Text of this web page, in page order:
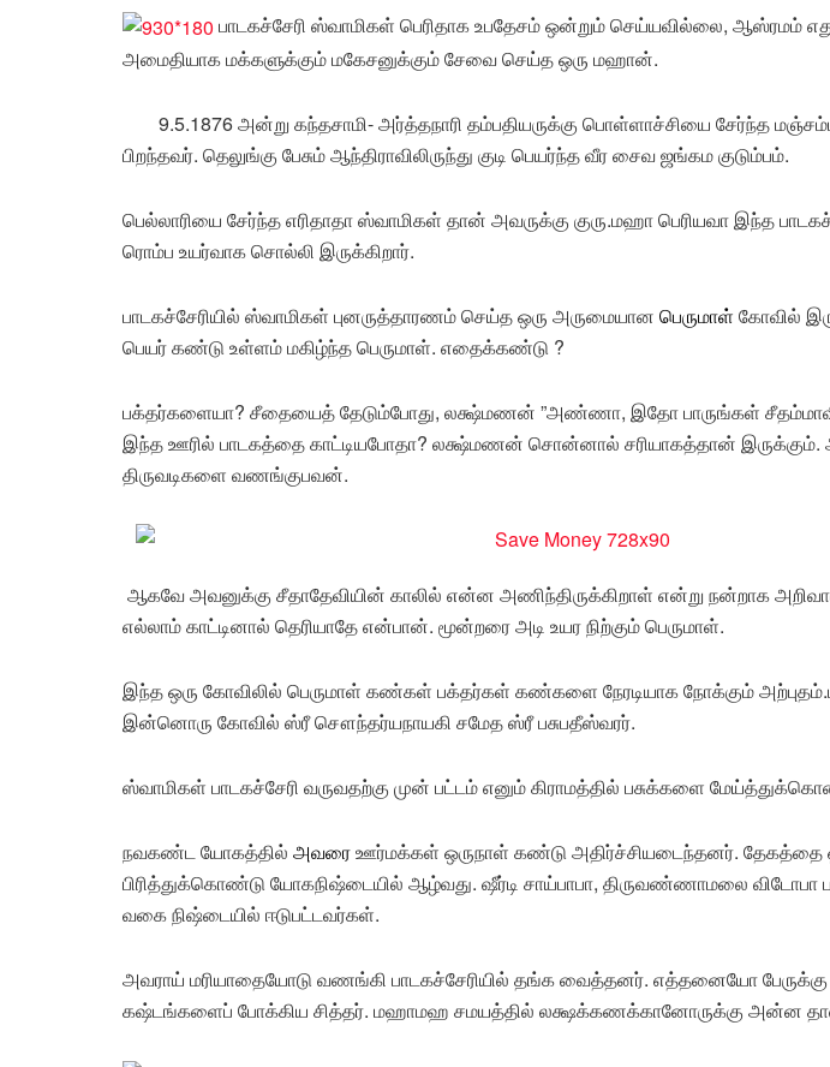
பாடகச்சேரி ஸ்வாமிகள் பெரிதாக உபதேசம் ஒன்றும் செய்யவில்லை, ஆஸ்ரமம்
அமைதியாக மக்களுக்கும் மகேசனுக்கும் சேவை செய்த ஒரு மஹான்.
9.5.1876 அன்று கந்தசாமி- அர்த்தநாரி தம்பதியருக்கு பொள்ளாச்சியை சேர்ந்த
பிறந்தவர். தெலுங்கு பேசும் ஆந்திராவிலிருந்து குடி பெயர்ந்த வீர சைவ ஜங்கம குடும்பம்.
பெல்லாரியை சேர்ந்த எரிதாதா ஸ்வாமிகள் தான் அவருக்கு குரு.மஹா பெரியவா இந்த
ரொம்ப உயர்வாக சொல்லி இருக்கிறார்.
பாடகச்சேரியில் ஸ்வாமிகள் புனருத்தாரணம் செய்த ஒரு அருமையான பெருமாள் கோவில்
பெயர் கண்டு உள்ளம் மகிழ்ந்த பெருமாள். எதைக்கண்டு ?
பக்தர்களையா? சீதையைத் தேடும்போது, லக்ஷ்மணன் ”அண்ணா, இதோ பாருங்கள்
இந்த ஊரில் பாடகத்தை காட்டியபோதா? லக்ஷ்மணன் சொன்னால் சரியாகத்தான்
திருவடிகளை வணங்குபவன்.
ஆகவே அவனுக்கு சீதாதேவியின் காலில் என்ன அணிந்திருக்கிறாள் என்று நன்றாக
எல்லாம் காட்டினால் தெரியாதே என்பான். மூன்றரை அடி உயர நிற்கும் பெருமாள்.
இந்த ஒரு கோவிலில் பெருமாள் கண்கள் பக்தர்கள் கண்களை நேரடியாக நோக்கும்
இன்னொரு கோவில் ஸ்ரீ சௌந்தர்யநாயகி சமேத ஸ்ரீ பசுபதீஸ்வரர்.
ஸ்வாமிகள் பாடகச்சேரி வருவதற்கு முன் பட்டம் எனும் கிராமத்தில் பசுக்களை
நவகண்ட யோகத்தில் அவரைஊர்மக்கள் ஒருநாள் கண்டு அதிர்ச்சியடைந்தனர்.
பிரித்துக்கொண்டு யோகநிஷ்டையில் ஆழ்வது. ஷீர்டி சாய்பாபா, திருவண்ணாமலை விடோபா
வகை நிஷ்டையில் ஈடுபட்டவர்கள்.
அவராய் மரியாதையோடு வணங்கி பாடகச்சேரியில் தங்க வைத்தனர். எத்தனையோ பேருக்கு
கஷ்டங்களைப் போக்கிய சித்தர். மஹாமஹ சமயத்தில் லக்ஷக்கணக்கானோருக்கு அன்ன